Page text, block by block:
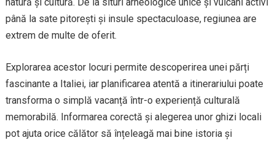
până la sate pitorești și insule spectaculoase, regiunea are
extrem de multe de oferit.
Explorarea acestor locuri permite descoperirea unei părți
fascinante a Italiei, iar planificarea atentă a itinerariului poate
transforma o simplă vacanță într-o experiență culturală
memorabilă. Informarea corectă și alegerea unor ghizi locali
pot ajuta orice călător să înțeleagă mai bine istoria și